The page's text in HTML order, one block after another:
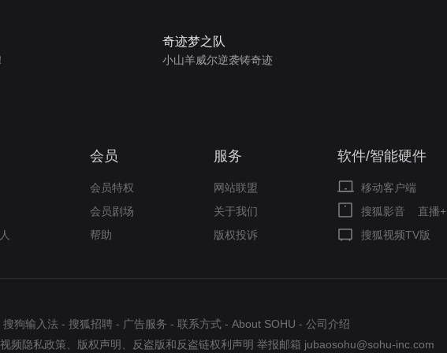
奇迹梦之队
小山羊威尔逆袭铸奇迹
会员
会员特权
会员剧场
帮助
服务
网站联盟
关于我们
版权投诉
软件/智能硬件
移动客户端
搜狐影音
直播+
搜狐视频TV版
搜狗输入法 - 搜狐招聘 - 广告服务 - 联系方式 - About SOHU - 公司介绍
频隐私政策、 版权声明 、 反盗版和反盗链权利声明 举报邮箱 jubaosohu@sohu-inc.com